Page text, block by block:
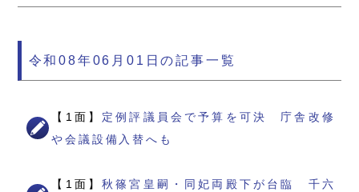
令和08年06月01日の記事一覧
【1面】 定例評議員会で予算を可決 庁舎改修
や会議設備入替へも
【1面】秋篠宮皇嗣・同妃両殿下が台臨 千六